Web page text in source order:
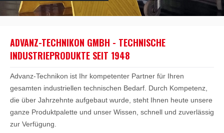
ADVANZ-TECHNIKON GMBH - TECHNISCHE
INDUSTRIEPRODUKTE SEIT 1948
Advanz-Technikon ist Ihr kompetenter Partner für Ihren
gesamten industriellen technischen Bedarf. Durch Kompetenz,
die über Jahrzehnte aufgebaut wurde, steht Ihnen heute unsere
ganze Produktpalette und unser Wissen, schnell und zuverlässig
zur Verfügung.